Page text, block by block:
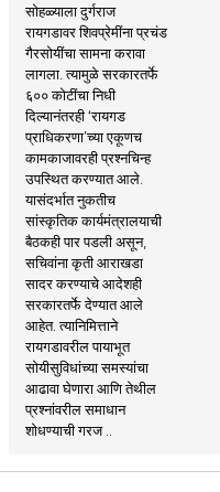
सोहळ्याला दुर्गराज
रायगडावर शिवप्रेमींना प्रचंड
गैरसोयींचा सामना करावा
लागला. त्यामुळे सरकारतर्फे
६०० कोटींचा निधी
दिल्यानंतरही ‘रायगड
प्राधिकरणा’च्या एकूणच
कामकाजावरही प्रश्नचिन्ह
उपस्थित करण्यात आले.
यासंदर्भात नुकतीच
सांस्कृतिक कार्यमंत्रालयाची
बैठकही पार पडली असून,
सचिवांना कृती आराखडा
सादर करण्याचे आदेशही
सरकारतर्फे देण्यात आले
आहेत. त्यानिमित्ताने
रायगडावरील पायाभूत
सोयीसुविधांच्या समस्यांचा
आढावा घेणारा आणि तेथील
प्रश्नांवरील समाधान
शोधण्याची गरज ..